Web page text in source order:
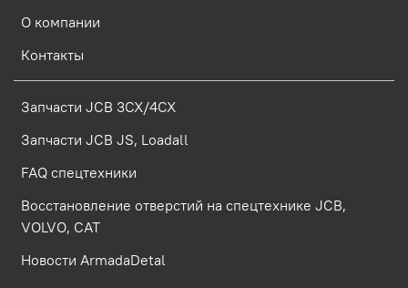
О компании
Контакты
Запчасти JCB 3CX/4CX
Запчасти JCB JS, Loadall
FAQ спецтехники
Восстановление отверстий на спецтехнике JCB,
VOLVO, CAT
Новости ArmadaDetal